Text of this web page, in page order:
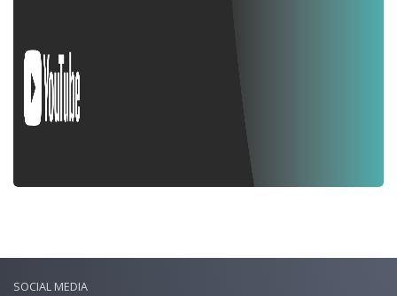
SOCIAL MEDIA